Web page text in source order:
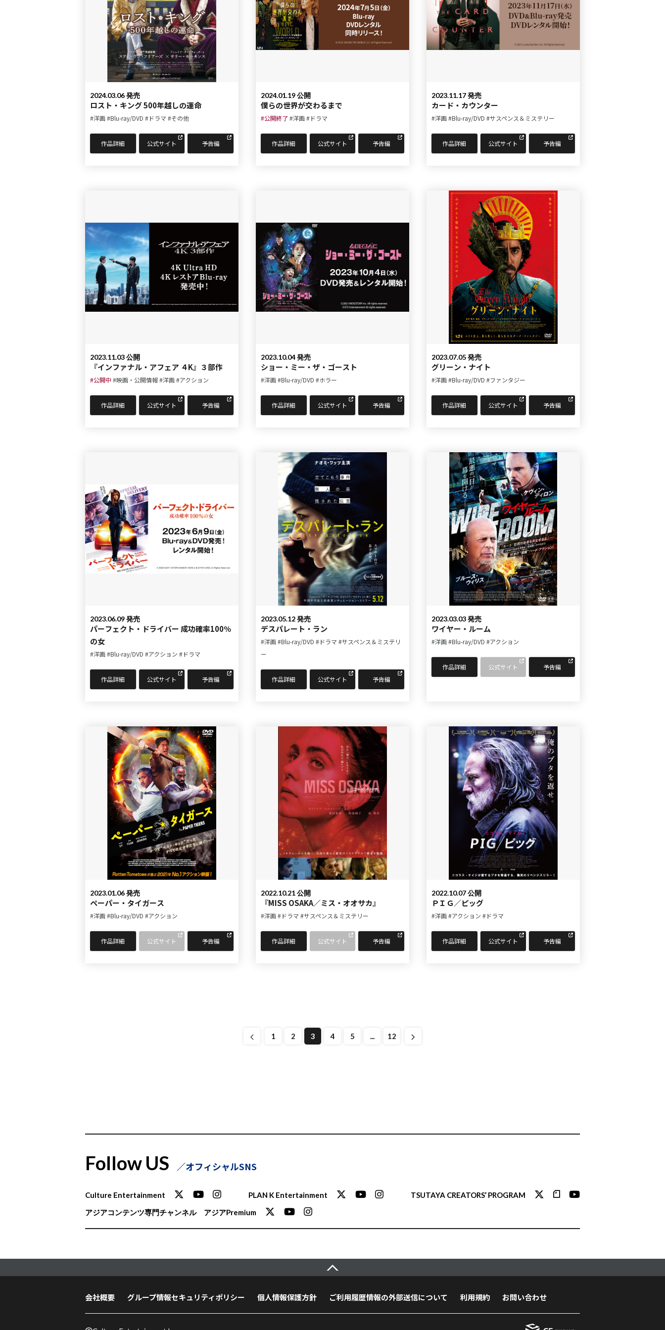
2024.03.06 発売
ロスト・キング 500年越しの運命
#洋画 #Blu-ray/DVD #ドラマ #その他
作品詳細 公式サイト 予告編
2024.01.19 公開
僕らの世界が交わるまで
#公開終了#洋画 #ドラマ
作品詳細 公式サイト 予告編
2023.11.17 発売
カード・カウンター
#洋画 #Blu-ray/DVD #サスペンス＆ミステリー
作品詳細 公式サイト 予告編
2023.11.03 公開
『インファナル・アフェア ４K』３部作
#公開中 #映画・公開情報#洋画 #アクション
作品詳細 公式サイト 予告編
2023.10.04 発売
ショー・ミー・ザ・ゴースト
#洋画 #Blu-ray/DVD #ホラー
作品詳細 公式サイト 予告編
2023.07.05 発売
グリーン・ナイト
#洋画 #Blu-ray/DVD #ファンタジー
作品詳細 公式サイト 予告編
2023.06.09 発売
パーフェクト・ドライバー 成功確率100％
の女
#洋画 #Blu-ray/DVD #アクション #ドラマ
作品詳細 公式サイト 予告編
2023.05.12 発売
デスパレート・ラン
#洋画 #Blu-ray/DVD #ドラマ #サスペンス＆ミステリ
ー
作品詳細 公式サイト 予告編
2023.03.03 発売
ワイヤー・ルーム
#洋画 #Blu-ray/DVD #アクション
作品詳細 公式サイト 予告編
2023.01.06 発売
ペーパー・タイガース
#洋画 #Blu-ray/DVD #アクション
作品詳細 公式サイト 予告編
2022.10.21 公開
『MISS OSAKA／ミス・オオサカ』
#洋画 #ドラマ #サスペンス＆ミステリー
作品詳細 公式サイト 予告編
2022.10.07 公開
ＰＩＧ／ピッグ
#洋画 #アクション #ドラマ
作品詳細 公式サイト 予告編
1 2 3 4 5 ... 12
Follow US オフィシャルSNS
Culture Entertainment PLAN K Entertainment
TSUTAYA CREATORS’ PROGRAM
アジアコンテンツ専門チャンネル
アジアPremium
会社概要 グループ情報セキュリティポリシー 個人情報保護方針 ご利用履歴情報の外部送信について 利用規約 お問い合わせ